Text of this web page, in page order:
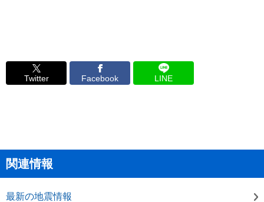
Twitter Facebook LINE
関連情報
最新の地震情報